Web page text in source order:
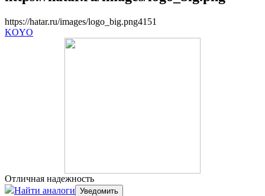
https://hatar.ru/images/logo_big.png41 51
KOYO
Отличная надежность
Найти аналоги